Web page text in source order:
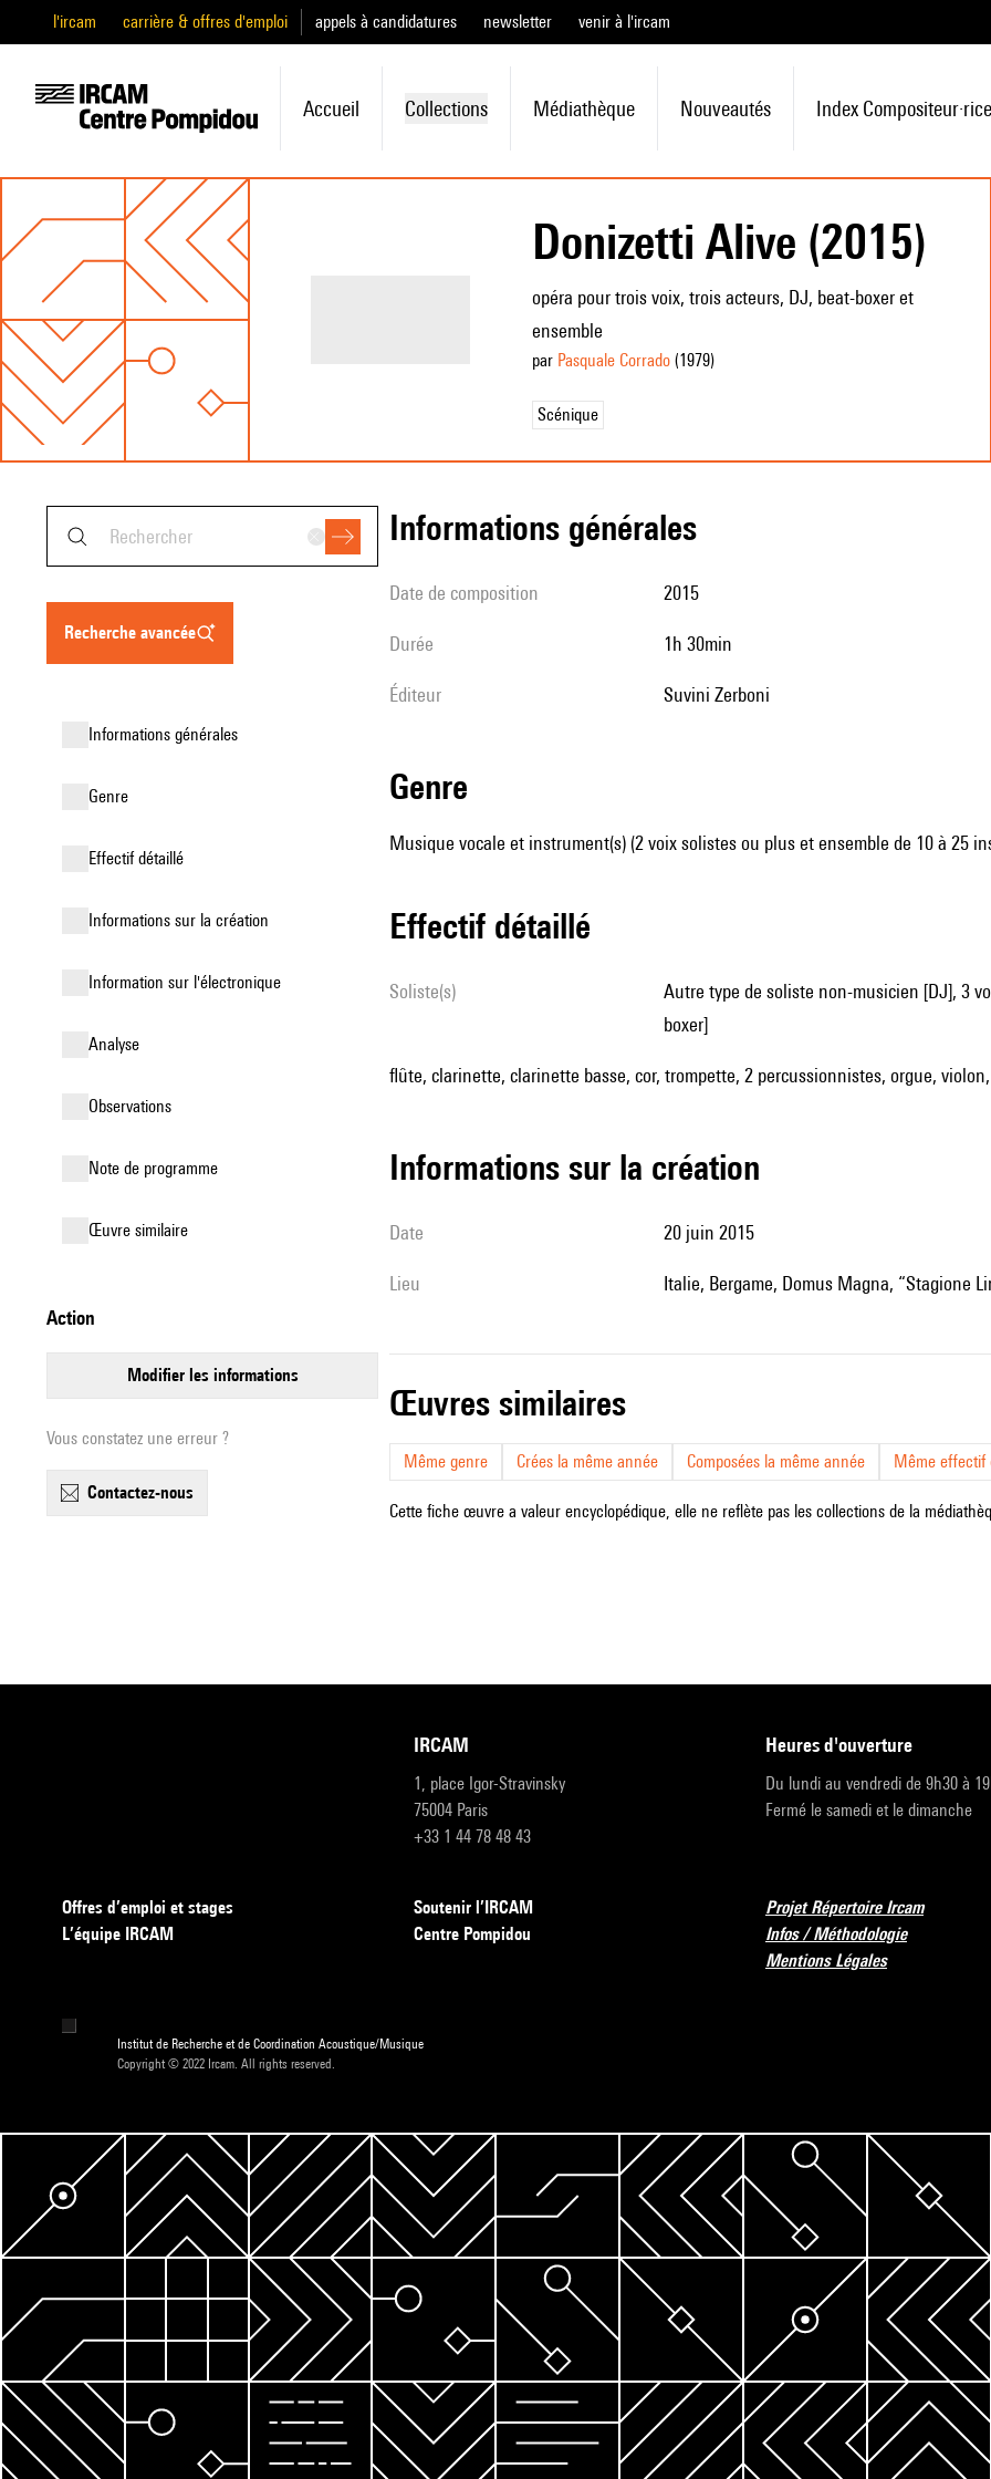
l'ircam carrière & offres d'emploi appels à candidatures newsletter venir à l'ircam
Accueil Collections Médiathèque Nouveautés Index Compositeur·rice
Donizetti Alive (2015)
opéra pour trois voix, trois acteurs, DJ, beat-boxer et
ensemble
par Pasquale Corrado(1979)
Scénique
recherche avancée
informations générales
genre
effectif détaillé
informations sur la création
Information sur l'électronique
analyse
observations
Note de programme
œuvre similaire
action
modifier les informations
Vous constatez une erreur ?
contactez-nous
informations générales
date de composition 2015
durée 1h 30min
éditeur Suvini Zerboni
genre
Musique vocale et instrument(s) (2 voix solistes ou plus et ensemble de 10 à 25
effectif détaillé
Soliste(s)
autre type de soliste non-musicien [DJ], 3 voix solistes non spécifiées, 3 acteurs, voix non spécifiée [beat-
boxer]
flûte, clarinette, clarinette basse, cor, trompette, 2 percussionnistes, orgue,
informations sur la création
date 20 juin 2015
lieu Italie, Bergame, Domus Magna, “Stagione
œuvres similaires
Même genre Crées la même année Composées la même année Même effectif
Cette fiche œuvre a valeur encyclopédique, elle ne reflète pas les collections de la
IRCAM
1, place Igor-Stravinsky
75004 Paris
+33 1 44 78 48 43
heures d'ouverture
Du lundi au vendredi de 9h30 à
Fermé le samedi et le dimanche
Offres d’emploi et stages
L’équipe IRCAM
Soutenir l’IRCAM
Centre Pompidou
Projet Répertoire Ircam
Infos / Méthodologie
Mentions Légales
Institut de Recherche et de Coordination Acoustique/Musique
Copyright © 2022 Ircam. All rights reserved.